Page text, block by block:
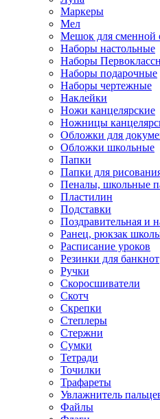
Маркеры
Мел
Мешок для сменной
Наборы настольные
Наборы
Наборы подарочные
Наборы чертежные
Наклейки
Ножи канцелярские
Ножницы
Обложки для
Обложки школьные
Папки
Папки для
Пеналы, школьные
Пластилин
Подставки
Поздравительная и
Ранец, рюкзак
Расписание уроков
Резинки для банкнот
Ручки
Скоросшиватели
Скотч
Скрепки
Степлеры
Стержни
Сумки
Тетради
Точилки
Трафареты
Увлажнитель
Файлы